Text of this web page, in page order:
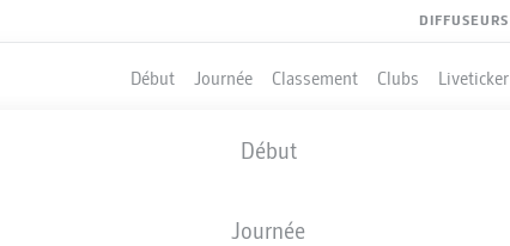
DIFFUSEURS
Début Journée Classement Clubs Liveticker
Début
Journée